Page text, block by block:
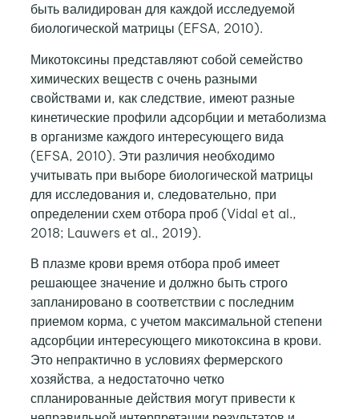
быть валидирован для каждой исследуемой
биологической матрицы (EFSA, 2010).
Микотоксины представляют собой семейство
химических веществ с очень разными
свойствами и, как следствие, имеют разные
кинетические профили адсорбции и метаболизма
в организме каждого интересующего вида
(EFSA, 2010). Эти различия необходимо
учитывать при выборе биологической матрицы
для исследования и, следовательно, при
определении схем отбора проб (Vidal et al.,
2018; Lauwers et al., 2019).
В плазме крови время отбора проб имеет
решающее значение и должно быть строго
запланировано в соответствии с последним
приемом корма, с учетом максимальной степени
адсорбции интересующего микотоксина в крови.
Это непрактично в условиях фермерского
хозяйства, а недостаточно четко
спланированные действия могут привести к